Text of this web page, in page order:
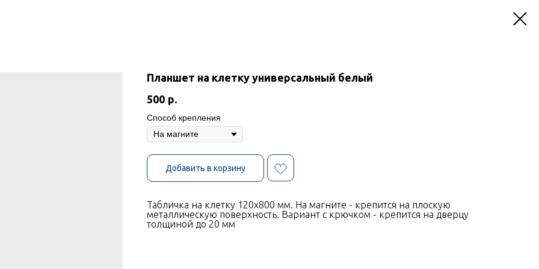
Планшет на клетку универсальный белый
500 р.
Способ крепления
Добавить в корзину
Табличка на клетку 120х800 мм. На магните - крепится на плоскую
металлическую поверхность. Вариант с крючком - крепится на дверцу
толщиной до 20 мм